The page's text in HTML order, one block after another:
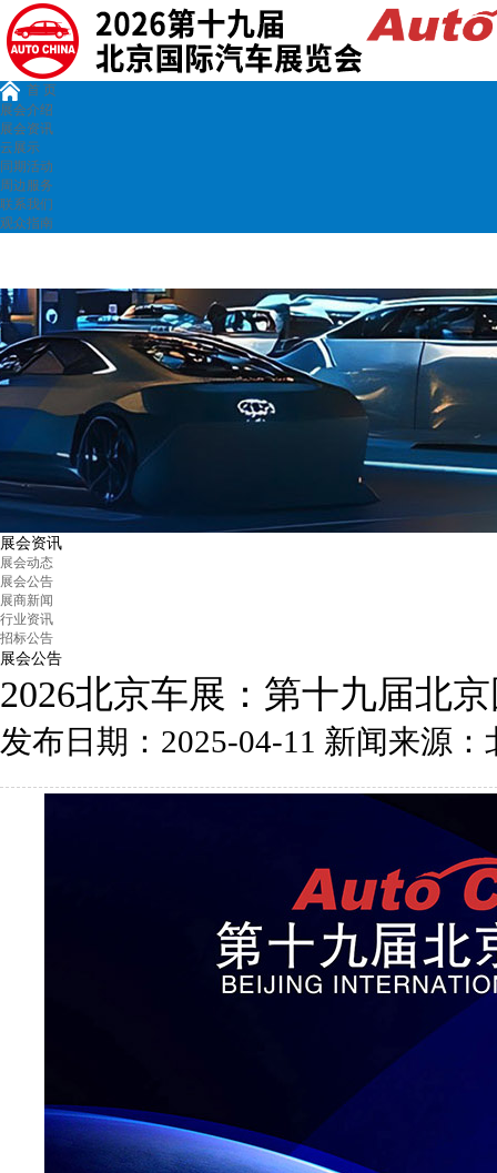
首 页
展会介绍
展会资讯
云展示
同期活动
周边服务
联系我们
观众指南
展会资讯
展会动态
展会公告
展商新闻
行业资讯
招标公告
展会公告
2026北京车展：第十九届北
发布日期：2025-04-11 新闻来源：